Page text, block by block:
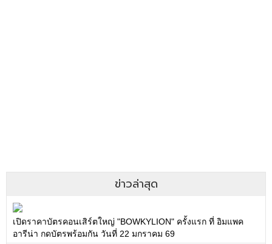
ข่าวล่าสุด
เปิดราคาบัตรคอนเสิร์ตใหญ่ "BOWKYLION" ครั้งแรก ที่ อิมแพค
อารีน่า กดบัตรพร้อมกัน วันที่ 22 มกราคม 69